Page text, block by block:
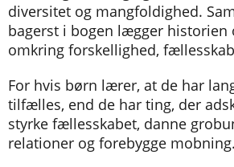
diversitet og mangfoldighed.
bagerst i bogen lægger historien
omkring forskellighed,
For hvis børn lærer, at de har
tilfælles, end de har ting, der
styrke fællesskabet, danne
relationer og forebygge mobning.